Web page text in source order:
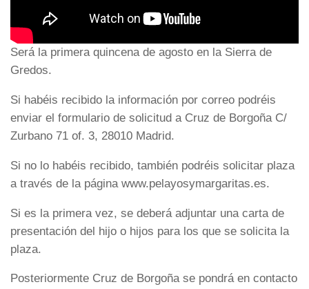
Será la primera quincena de agosto en la Sierra de
Gredos.
Si habéis recibido la información por correo podréis
enviar el formulario de solicitud a Cruz de Borgoña C/
Zurbano 71 of. 3, 28010 Madrid.
Si no lo habéis recibido, también podréis solicitar plaza
a través de la página www.pelayosymargaritas.es.
Si es la primera vez, se deberá adjuntar una carta de
presentación del hijo o hijos para los que se solicita la
plaza.
Posteriormente Cruz de Borgoña se pondrá en contacto